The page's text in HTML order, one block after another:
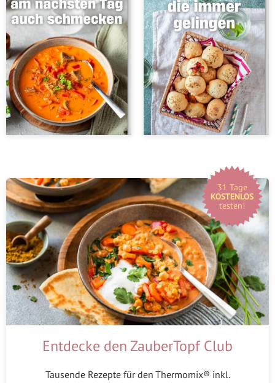
31 Tage
KOSTENLOS
testen!
Entdecke den ZauberTopf Club
Tausende Rezepte für den Thermomix® inkl.